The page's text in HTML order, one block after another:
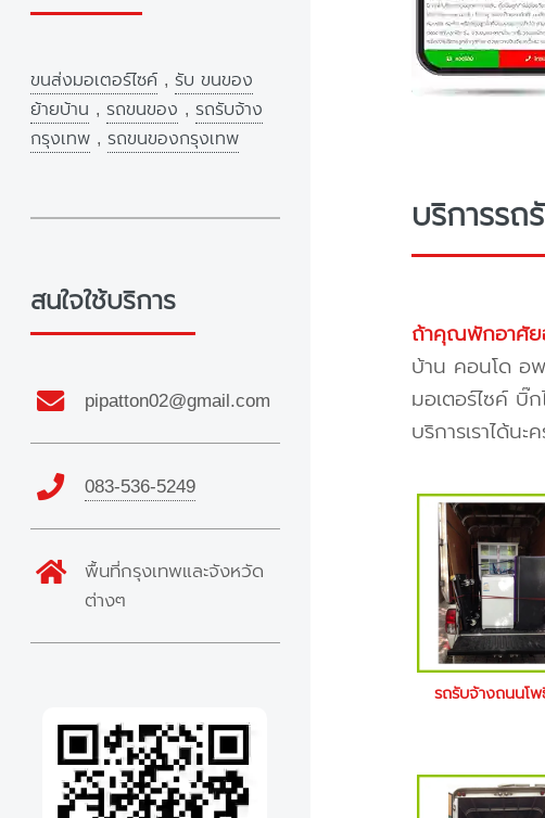
บริการรถ
ถ้าคุณพักอาศั
บ้าน คอนโด อ
มอเตอร์ไซค์ บิ๊
บริการเราได้นะ
รถรับจ้างถนนโ
ขนส่งมอเตอร์ไซค์ , รับ ขนของ
ย้ายบ้าน , รถขนของ , รถรับจ้าง
กรุงเทพ , รถขนของกรุงเทพ
สนใจใช้บริการ
pipatton02@gmail.com
083-536-5249
พื้นที่กรุงเทพและจังหวัด
ต่างๆ